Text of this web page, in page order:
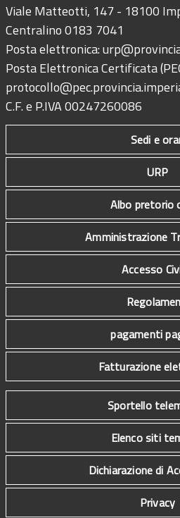
Viale Matteotti, 147 - 18100
Centralino 0183 7041
Posta elettronica:
Posta Elettronica Certificata
C.F. e P.IVA 00247260086
Sedi e
URP
Albo pretorio
Amministrazione
Accesso
pagamenti
Fatturazione
Sportello
Elenco siti
Dichiarazione di
Privacy